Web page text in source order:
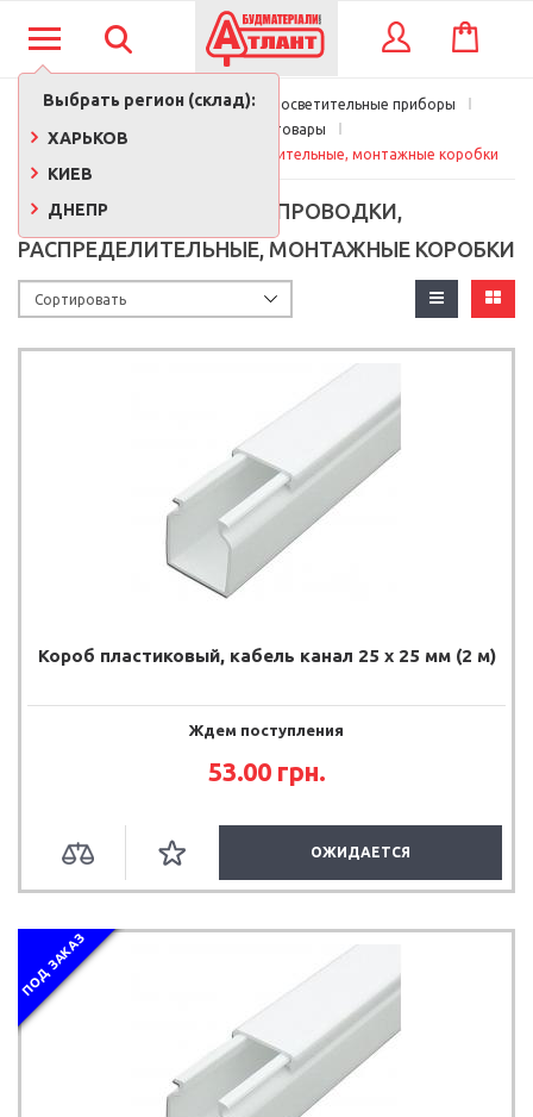
Выбрать регион (склад):
ХАРЬКОВ
КИЕВ
ДНЕПР
КОРЗИНА
Главная
Электротовары и осветительные приборы
Электротовары
Короба для проводки, распределительные, монтажные коробки
КОРОБА ДЛЯ ПРОВОДКИ,
РАСПРЕДЕЛИТЕЛЬНЫЕ, МОНТАЖНЫЕ КОРОБКИ
Короб пластиковый, кабель канал 25 х 25 мм (2 м)
Ждем поступления
53.00 грн.
ОЖИДАЕТСЯ
ПОД ЗАКАЗ